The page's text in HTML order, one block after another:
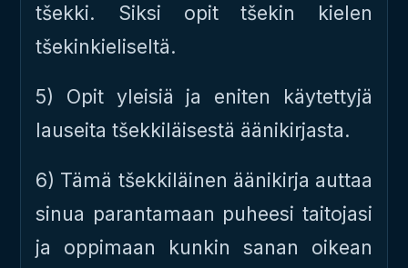
tšekki. Siksi opit tšekin kielen
tšekinkieliseltä.
5) Opit yleisiä ja eniten käytettyjä
lauseita tšekkiläisestä äänikirjasta.
6) Tämä tšekkiläinen äänikirja auttaa
sinua parantamaan puheesi taitojasi
ja oppimaan kunkin sanan oikean